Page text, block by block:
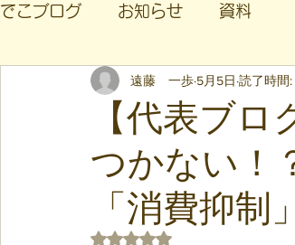
でこブログ お知らせ 資料
【代表ブ
つかない！
「消費抑
遠藤 一歩 5月5日 読了時間
5つ星のうちNaNと評価され